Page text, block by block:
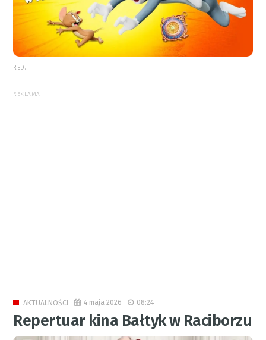
RED.
REKLAMA
AKTUALNOŚCI 4 maja 2026 08:24
Repertuar kina Bałtyk w Raciborzu